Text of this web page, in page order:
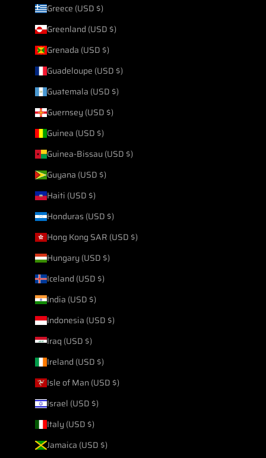
Greece (USD $)
Greenland (USD $)
Grenada (USD $)
Guadeloupe (USD $)
Guatemala (USD $)
Guernsey (USD $)
Guinea (USD $)
Guinea-Bissau (USD $)
Guyana (USD $)
Haiti (USD $)
Honduras (USD $)
Hong Kong SAR (USD $)
Hungary (USD $)
Iceland (USD $)
India (USD $)
Indonesia (USD $)
Iraq (USD $)
Ireland (USD $)
Isle of Man (USD $)
Israel (USD $)
Italy (USD $)
Jamaica (USD $)